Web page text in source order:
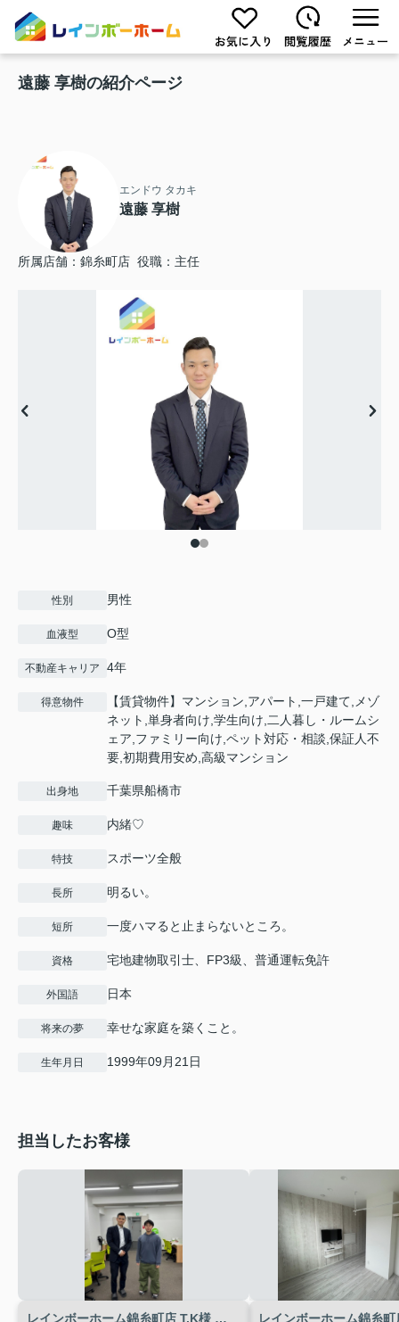
遠藤 享樹の紹介ページ
エンドウ タカキ
遠藤 享樹
所属店舗：錦糸町店 役職：主任
性別 男性
血液型 O型
不動産キャリア 4年
得意物件
【賃貸物件】マンション,アパート,一戸建て,メゾ
ネット,単身者向け,学生向け,二人暮し・ルームシ
ェア,ファミリー向け,ペット対応・相談,保証人不
要,初期費用安め,高級マンション
出身地 千葉県船橋市
趣味 内緒♡
特技 スポーツ全般
長所 明るい。
短所 一度ハマると止まらないところ。
資格 宅地建物取引士、FP3級、普通運転免許
外国語 日本
将来の夢 幸せな家庭を築くこと。
生年月日 1999年09月21日
担当したお客様
レインボーホーム錦糸町店 T.K様 24歳 男性